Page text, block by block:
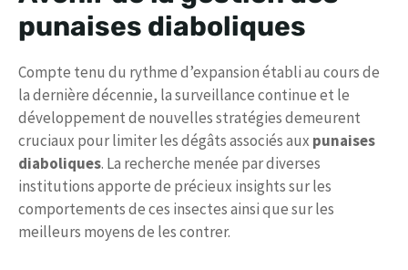
punaises diaboliques
Compte tenu du rythme d’expansion établi au cours de
la dernière décennie, la surveillance continue et le
développement de nouvelles stratégies demeurent
cruciaux pour limiter les dégâts associés aux punaises
diaboliques. La recherche menée par diverses
institutions apporte de précieux insights sur les
comportements de ces insectes ainsi que sur les
meilleurs moyens de les contrer.